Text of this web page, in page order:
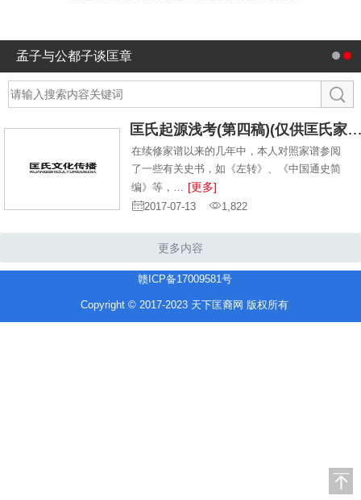
孟子与公都子谈匡章
匡氏起源浅考(第四稿)(仅供匡氏家
在续修家谱以来的几年中，本人对照家谱参阅
了一些有关史书，如《左转》、《中国通史简
编》等，…
[更多]
2017-07-13 1,822
更多内容
赣ICP备17009581号
Copyright © 2017-2023 天下匡裔网 版权所有